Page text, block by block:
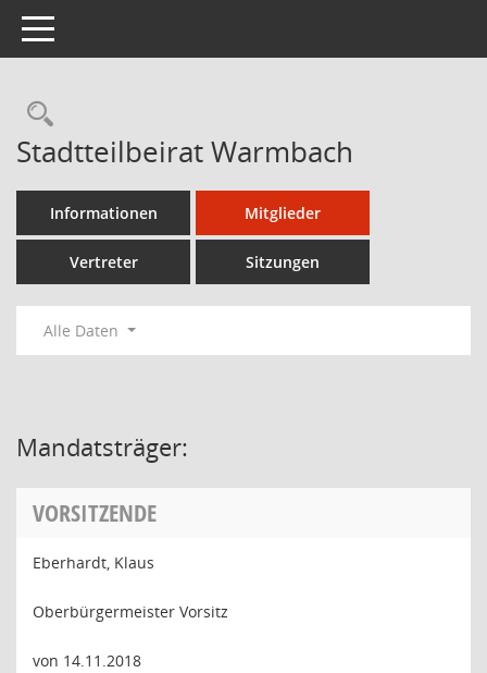
Toggle navigation
Stadtteilbeirat Warmbach
Informationen Mitglieder
Vertreter Sitzungen
Alle Daten
Mandatsträger:
VORSITZENDE
Eberhardt, Klaus
Oberbürgermeister Vorsitz
von 14.11.2018